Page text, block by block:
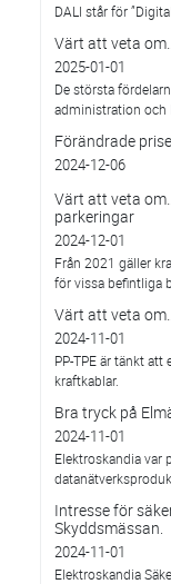
DALI står för
Värt att veta
2025-01-01
De största
administration och
Förändrade
2024-12-06
Värt att veta
parkeringar
2024-12-01
Från 2021 gäller
för vissa befintliga
Värt att veta
2024-11-01
PP-TPE är tänkt
kraftkablar.
Bra tryck på
2024-11-01
Elektroskandia var
Intresse för
Skyddsmässan.
2024-11-01
Elektroskandia